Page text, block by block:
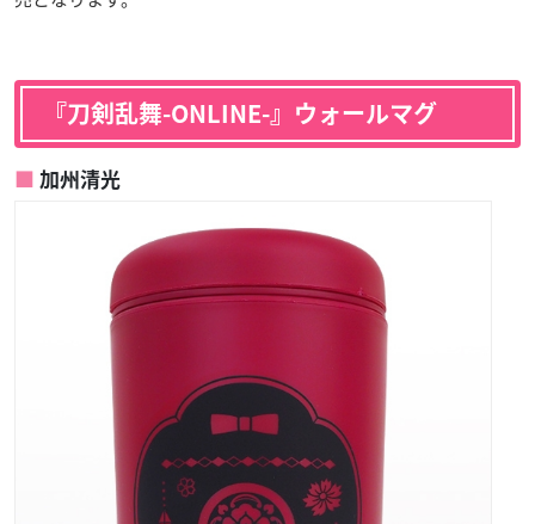
『刀剣乱舞-ONLINE-』ウォールマグ
加州清光